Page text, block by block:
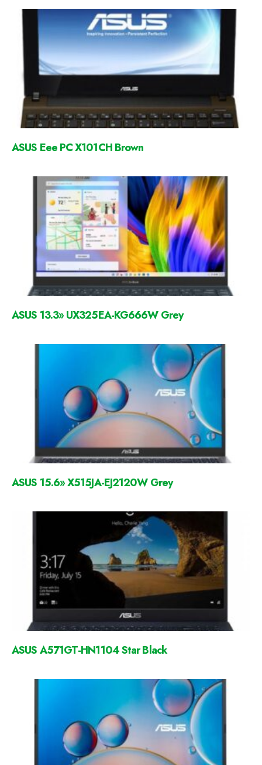
ASUS Eee PC X101CH Brown
ASUS 13.3» UX325EA-KG666W Grey
ASUS 15.6» X515JA-EJ2120W Grey
ASUS A571GT-HN1104 Star Black